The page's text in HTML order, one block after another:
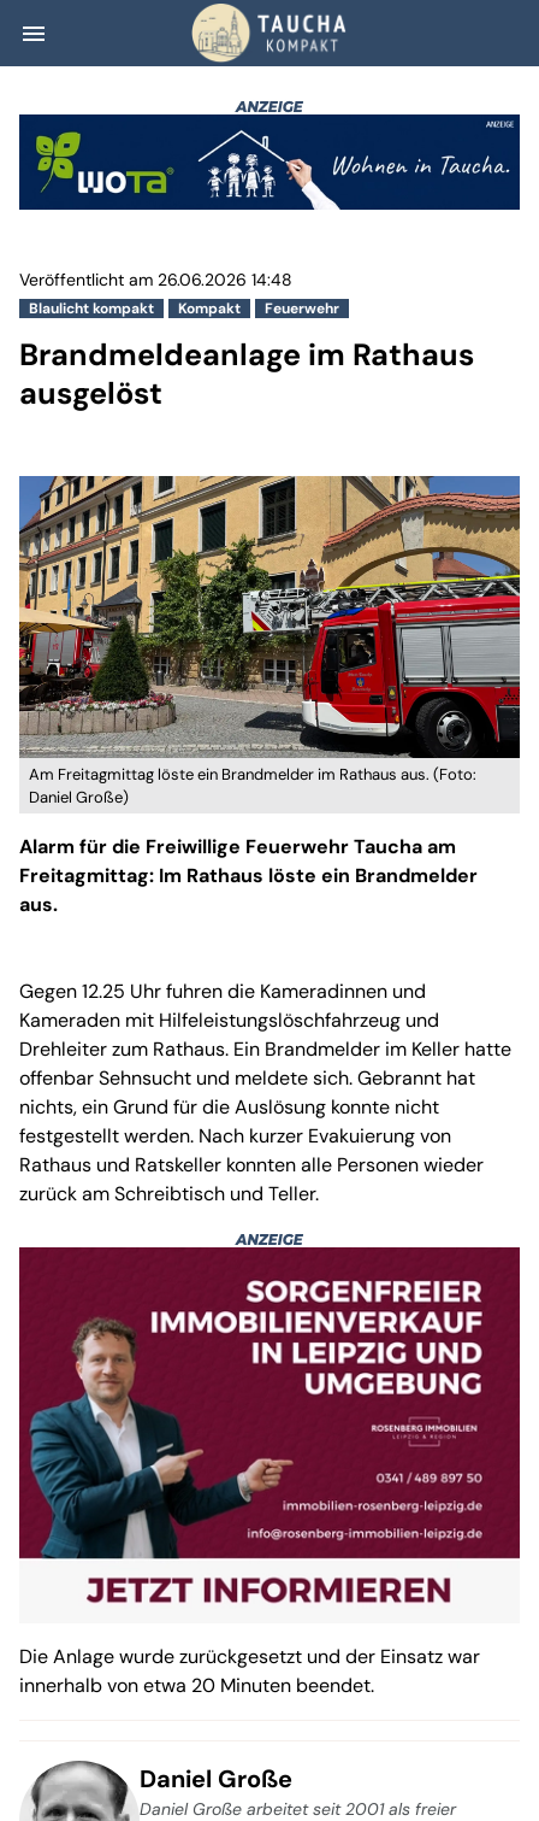
menu
Blaulicht kompakt Kompakt Feuerwehr
Veröffentlicht am 26.06.2026 14:48
Brandmeldeanlage im Rathaus
ausgelöst
Am Freitagmittag löste ein Brandmelder im Rathaus aus. (Foto:
Daniel Große)
Alarm für die Freiwillige Feuerwehr Taucha am
Freitagmittag: Im Rathaus löste ein Brandmelder
aus.
Gegen 12.25 Uhr fuhren die Kameradinnen und
Kameraden mit Hilfeleistungslöschfahrzeug und
Drehleiter zum Rathaus. Ein Brandmelder im Keller hatte
offenbar Sehnsucht und meldete sich. Gebrannt hat
nichts, ein Grund für die Auslösung konnte nicht
festgestellt werden. Nach kurzer Evakuierung von
Rathaus und Ratskeller konnten alle Personen wieder
zurück am Schreibtisch und Teller.
Die Anlage wurde zurückgesetzt und der Einsatz war
innerhalb von etwa 20 Minuten beendet.
Daniel Große
Daniel Große arbeitet seit 2001 als freier